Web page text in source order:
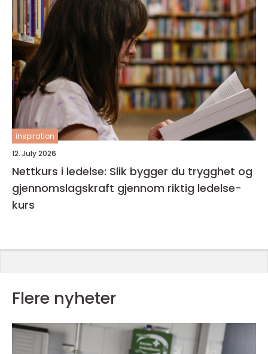
inspiration
12. July 2026
Nettkurs i ledelse: Slik bygger du trygghet og
gjennomslagskraft gjennom riktig ledelse-
kurs
Flere nyheter